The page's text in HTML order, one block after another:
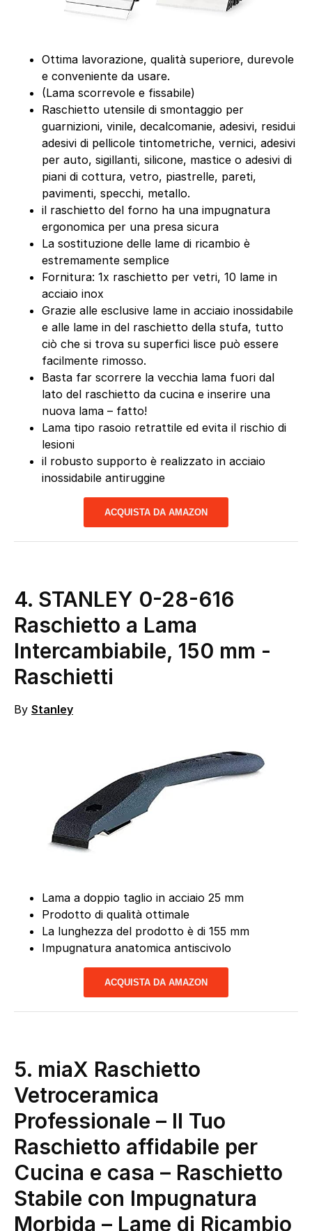
Ottima lavorazione, qualità superiore, durevole
e conveniente da usare.
(Lama scorrevole e fissabile)
Raschietto utensile di smontaggio per
guarnizioni, vinile, decalcomanie, adesivi, residui
adesivi di pellicole tintometriche, vernici, adesivi
per auto, sigillanti, silicone, mastice o adesivi di
piani di cottura, vetro, piastrelle, pareti,
pavimenti, specchi, metallo.
il raschietto del forno ha una impugnatura
ergonomica per una presa sicura
La sostituzione delle lame di ricambio è
estremamente semplice
Fornitura: 1x raschietto per vetri, 10 lame in
acciaio inox
Grazie alle esclusive lame in acciaio inossidabile
e alle lame in del raschietto della stufa, tutto
ciò che si trova su superfici lisce può essere
facilmente rimosso.
Basta far scorrere la vecchia lama fuori dal
lato del raschietto da cucina e inserire una
nuova lama – fatto!
Lama tipo rasoio retrattile ed evita il rischio di
lesioni
il robusto supporto è realizzato in acciaio
inossidabile antiruggine
ACQUISTA DA AMAZON
4. STANLEY 0-28-616
Raschietto a Lama
Intercambiabile, 150 mm -
Raschietti
By Stanley
Lama a doppio taglio in acciaio 25 mm
Prodotto di qualità ottimale
La lunghezza del prodotto è di 155 mm
Impugnatura anatomica antiscivolo
ACQUISTA DA AMAZON
5. miaX Raschietto
Vetroceramica
Professionale – Il Tuo
Raschietto affidabile per
Cucina e casa – Raschietto
Stabile con Impugnatura
Morbida – Lame di Ricambio